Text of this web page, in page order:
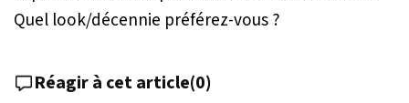
Quel look/décennie préférez-vous ?
Réagir à cet article(0)